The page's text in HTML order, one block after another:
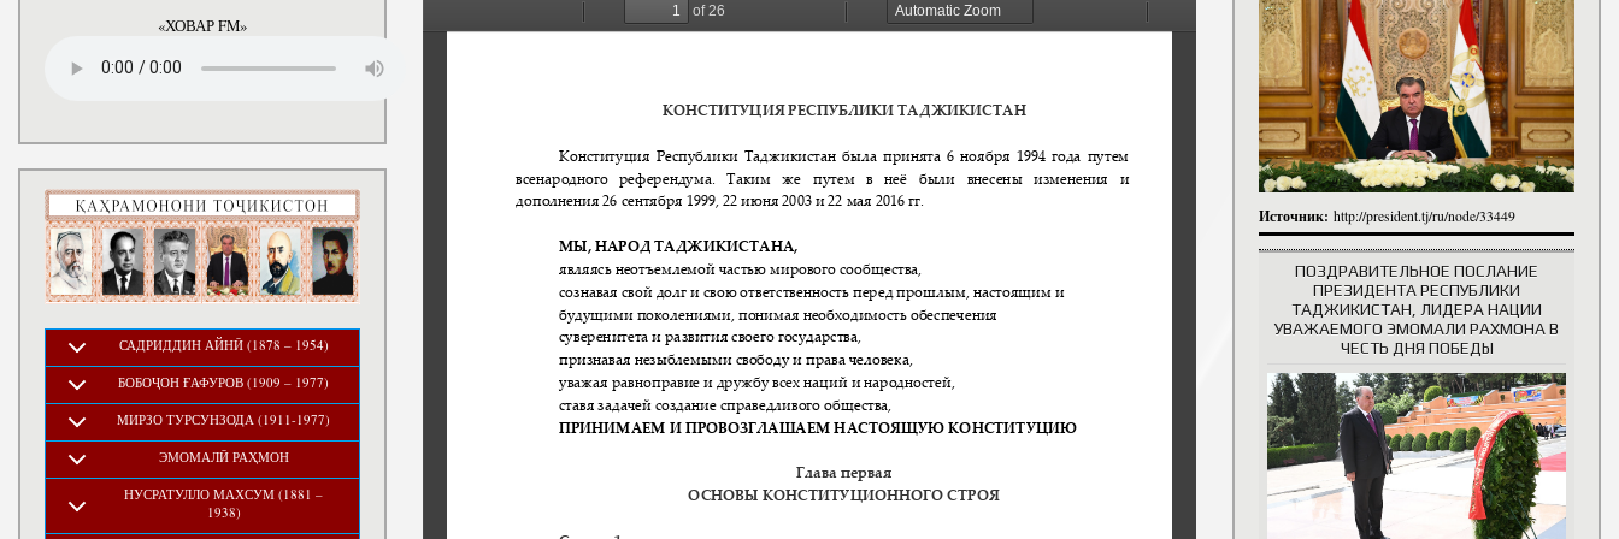
Структура Директор Института
История руководителей
«ХОВАР FM»
САДРИДДИН АЙНӢ (1878 – 1954)
БОБОҶОН ҒАФУРОВ (1909 – 1977)
МИРЗО ТУРСУНЗОДА (1911-1977)
ЭМОМАЛӢ РАҲМОН
НУСРАТУЛЛО МАХСУМ (1881 –
1938)
Источник: http://president.tj/ru/node/33449
ПОЗДРАВИТЕЛЬНОЕ ПОСЛАНИЕ
ПРЕЗИДЕНТА РЕСПУБЛИКИ
ТАДЖИКИСТАН, ЛИДЕРА НАЦИИ
УВАЖАЕМОГО ЭМОМАЛИ РАХМОНА В
ЧЕСТЬ ДНЯ ПОБЕДЫ